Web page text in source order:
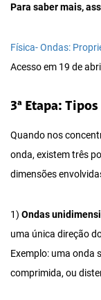
Para saber mais,
Física- Ondas:
Acesso em 19 de
3ª Etapa:
Quando nos
onda, existem três
dimensões
1) Ondas
uma única direção
Exemplo: uma onda
comprimida, ou